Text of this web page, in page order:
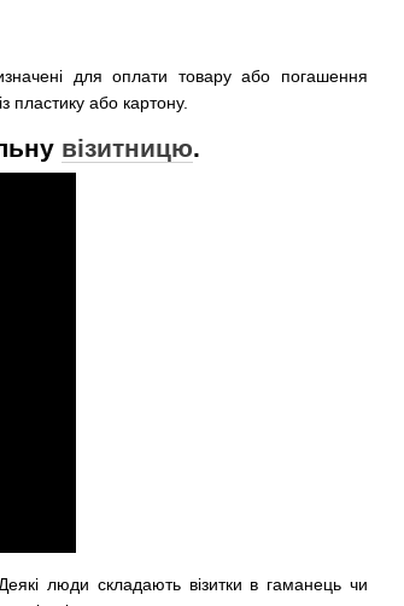
для оплати товару або погашення
пластику або картону.
візитницю.
Деякі люди складають візитки в гаманець чи